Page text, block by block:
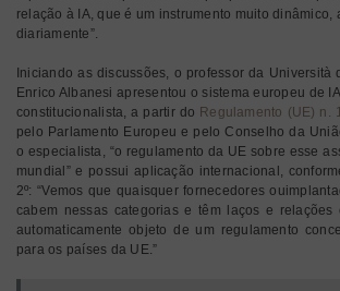
relação à IA, que é um instrumento muito dinâmico,
diariamente”.
Iniciando as discussões, o professor da Università
Enrico Albanesi apresentou o sistema europeu de
constitucionalista, a partir do Regulamento (UE) n.
pelo Parlamento Europeu e pelo Conselho da
o especialista, “o regulamento da UE sobre esse
mundial” e possui aplicação internacional,
2º: “Vemos que quaisquer fornecedores
cabem nessas categorias e têm laços e relações
automaticamente objeto de um regulamento
para os países da UE.”